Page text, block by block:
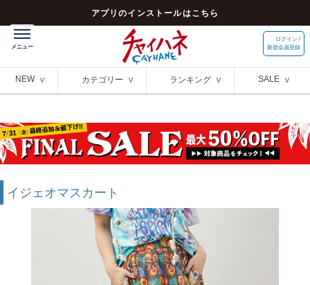
アプリのインストールはこちら
ログイン /
新規会員登録
NEW カテゴリー ランキング SALE
イジェオマスカート